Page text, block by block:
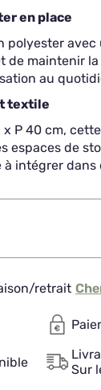
en place
polyester
de maintenir
au
textile
P 40 cm,
espaces de
intégrer
retrait
Sur